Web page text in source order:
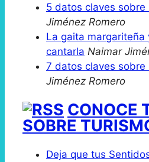
5 datos claves sobre
Jiménez Romero
La gaita margariteña
cantarla Naimar
7 datos claves sobre
Jiménez Romero
CONOCE
SOBRE
Deja que tus